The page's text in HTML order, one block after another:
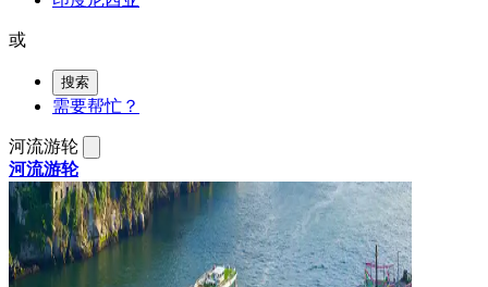
或
搜索
需要帮忙？
河流游轮
河流游轮